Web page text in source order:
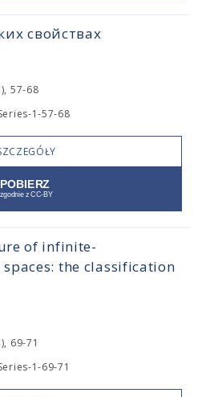
свойствах
57-68
1-57-68
of infinite-
the classification
69-71
1-69-71